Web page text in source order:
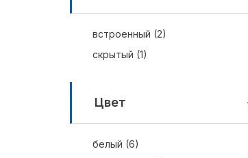
встроенный (2)
скрытый (1)
Цвет
белый (6)